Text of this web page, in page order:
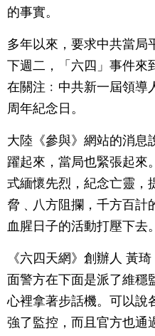
的事實。
多年以來，要求中共當局
下週二，「六四」事件來
在關注﹕中共新一屆領導
周年紀念日。
大陸《參與》網站的消息
躍起來，當局也緊張起來
式緬懷先烈，紀念亡靈，
脅﹑八方阻攔，千方百計
血腥日子的活動打壓下去。
《六四天網》創辦人 黃
面警方在下面是派了維穩
心裡拿著步話機。可以說
強了監控，而且官方也通